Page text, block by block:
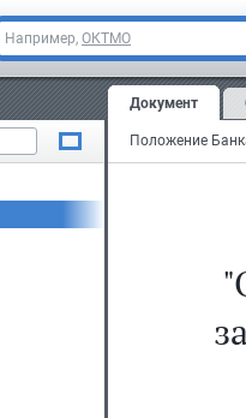
Например, ОКТМО
Документ